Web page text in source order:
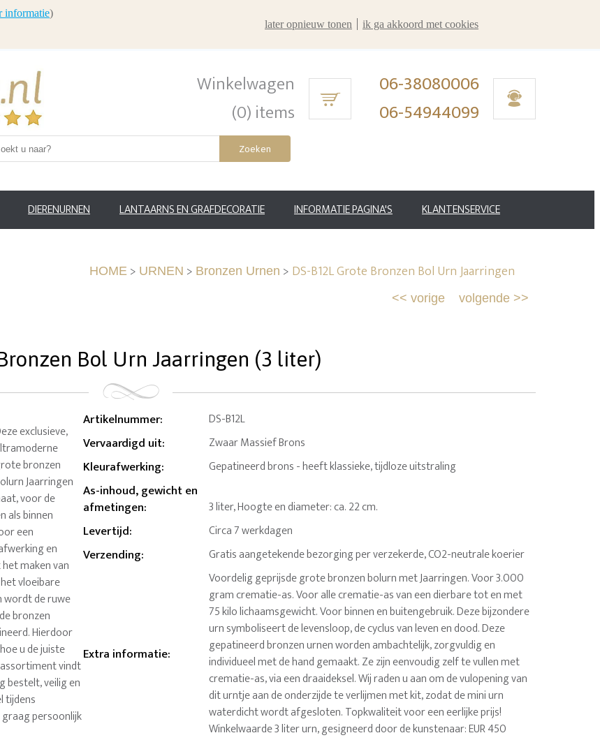
Winkelwagen
(0) items
06-38080006
06-54944099
Zoeken
DIERENURNEN LANTAARNS EN GRAFDECORATIE INFORMATIE PAGINA'S KLANTENSERVICE
HOME > URNEN > Bronzen Urnen > DS-B12L Grote Bronzen Bol Urn Jaarringen
volgende >>
<< vorige
Bol Urn Jaarringen (3 liter)
Artikelnummer: DS-B12L
Vervaardigd uit: Zwaar Massief Brons
Kleurafwerking: Gepatineerd brons - heeft klassieke, tijdloze uitstraling
As-inhoud, gewicht en
afmetingen: 3 liter, Hoogte en diameter: ca. 22 cm.
Levertijd: Circa 7 werkdagen
Verzending: Gratis aangetekende bezorging per verzekerde, CO2-neutrale koerier
Extra informatie:
Voordelig geprijsde grote bronzen bolurn met Jaarringen. Voor 3.000
gram crematie-as. Voor alle crematie-as van een dierbare tot en met
75 kilo lichaamsgewicht. Voor binnen en buitengebruik. Deze bijzondere
urn symboliseert de levensloop, de cyclus van leven en dood. Deze
gepatineerd bronzen urnen worden ambachtelijk, zorgvuldig en
individueel met de hand gemaakt. Ze zijn eenvoudig zelf te vullen met
crematie-as, via een draaideksel. Wij raden u aan om de vulopening van
dit urntje aan de onderzijde te verlijmen met kit, zodat de mini urn
waterdicht wordt afgesloten. Topkwaliteit voor een eerlijke prijs!
Winkelwaarde 3 liter urn, gesigneerd door de kunstenaar: EUR 450
exclusieve,
bronzen
Jaarringen
voor de
als binnen
een
en
maken van
vloeibare
wordt de ruwe
bronzen
Hierdoor
u de juiste
vindt
bestelt, veilig en
tijdens
persoonlijk
informatie)
later opnieuw tonen
ik ga akkoord met cookies